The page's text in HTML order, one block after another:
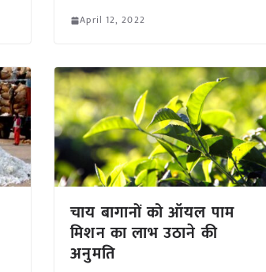
April 12, 2022
चाय बागानों को ऑयल पाम
मिशन का लाभ उठाने की
अनुमति